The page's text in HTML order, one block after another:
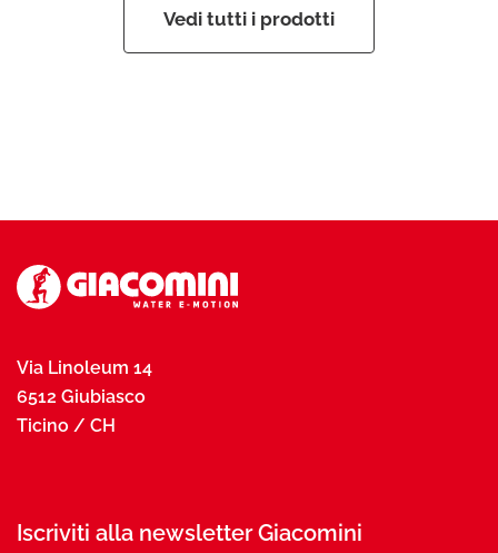
Vedi tutti i prodotti
Via Linoleum 14
6512 Giubiasco
Ticino / CH
Iscriviti alla newsletter Giacomini